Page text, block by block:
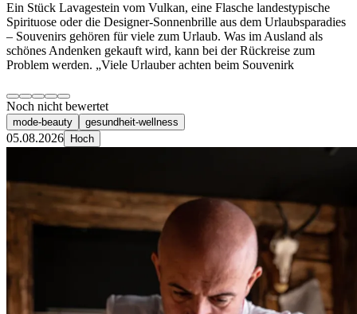
Ein Stück Lavagestein vom Vulkan, eine Flasche landestypische
Spirituose oder die Designer-Sonnenbrille aus dem Urlaubsparadies
– Souvenirs gehören für viele zum Urlaub. Was im Ausland als
schönes Andenken gekauft wird, kann bei der Rückreise zum
Problem werden. „Viele Urlauber achten beim Souvenirk
Noch nicht bewertet
mode-beauty gesundheit-wellness
05.08.2026 Hoch